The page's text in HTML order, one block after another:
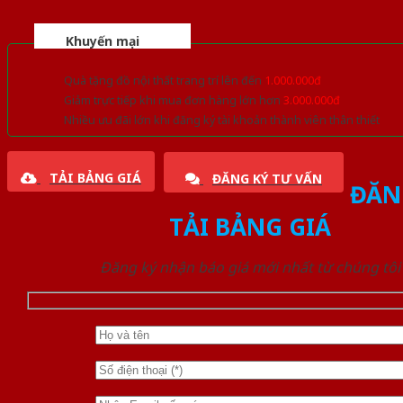
Khuyến mại
Quà tặng đồ nội thất trang trí lên đến 1.000.000đ
Giảm trực tiếp khi mua đơn hàng lớn hơn 3.000.000đ
Nhiều ưu đãi lớn khi đăng ký tài khoản thành viên thân thiết
TẢI BẢNG GIÁ ĐĂNG KÝ TƯ VẤN
TẢI BẢNG GIÁ
Đăng ký nhận báo giá mới nhất từ chúng tôi